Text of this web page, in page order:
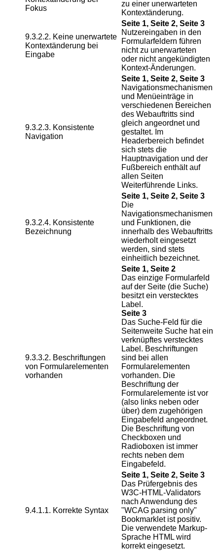
Fokus
zu einer unerwarteten
Kontextänderung.
9.3.2.2. Keine unerwartete
Kontextänderung bei
Eingabe
Seite 1, Seite 2, Seite 3
Nutzereingaben in den
Formularfeldern führen
nicht zu unerwarteten
oder nicht angekündigten
Kontext-Änderungen.
9.3.2.3. Konsistente
Navigation
Seite 1, Seite 2, Seite 3
Navigationsmechanismen
und Menüeinträge in
verschiedenen Bereichen
des Webauftritts sind
gleich angeordnet und
gestaltet. Im
Headerbereich befindet
sich stets die
Hauptnavigation und der
Fußbereich enthält auf
allen Seiten
Weiterführende Links.
9.3.2.4. Konsistente
Bezeichnung
Seite 1, Seite 2, Seite 3
Die
Navigationsmechanismen
und Funktionen, die
innerhalb des Webauftritts
wiederholt eingesetzt
werden, sind stets
einheitlich bezeichnet.
9.3.3.2. Beschriftungen
von Formularelementen
vorhanden
Seite 1, Seite 2
Das einzige Formularfeld
auf der Seite (die Suche)
besitzt ein verstecktes
Label.
Seite 3
Das Suche-Feld für die
Seitenweite Suche hat ein
verknüpftes verstecktes
Label. Beschriftungen
sind bei allen
Formularelementen
vorhanden. Die
Beschriftung der
Formularelemente ist vor
(also links neben oder
über) dem zugehörigen
Eingabefeld angeordnet.
Die Beschriftung von
Checkboxen und
Radioboxen ist immer
rechts neben dem
Eingabefeld.
9.4.1.1. Korrekte Syntax
Seite 1, Seite 2, Seite 3
Das Prüfergebnis des
W3C-HTML-Validators
nach Anwendung des
"WCAG parsing only"
Bookmarklet ist positiv.
Die verwendete Markup-
Sprache HTML wird
korrekt eingesetzt.